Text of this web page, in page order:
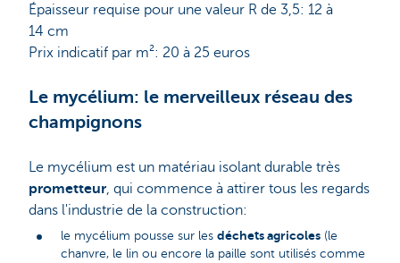
Épaisseur requise pour une valeur R de 3,5: 12 à
14 cm
Prix indicatif par m²: 20 à 25 euros
Le mycélium: le merveilleux réseau des
champignons
Le mycélium est un matériau isolant durable très
prometteur, qui commence à attirer tous les regards
dans l'industrie de la construction:
le mycélium pousse sur les déchets agricoles (le
chanvre, le lin ou encore la paille sont utilisés comme